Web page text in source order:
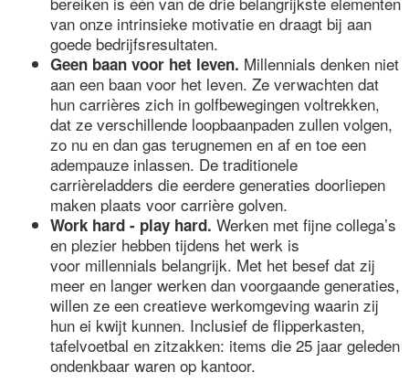
van onze intrinsieke motivatie en draagt bij aan
goede bedrijfsresultaten.
Geen baan voor het leven. Millennials denken niet
aan een baan voor het leven. Ze verwachten dat
hun carrières zich in golfbewegingen voltrekken,
dat ze verschillende loopbaanpaden zullen volgen,
zo nu en dan gas terugnemen en af en toe een
adempauze inlassen. De traditionele
carrièreladders die eerdere generaties doorliepen
maken plaats voor carrière golven.
Work hard - play hard. Werken met fijne collega’s
en plezier hebben tijdens het werk is
voor millennials belangrijk. Met het besef dat zij
meer en langer werken dan voorgaande generaties,
willen ze een creatieve werkomgeving waarin zij
hun ei kwijt kunnen. Inclusief de flipperkasten,
tafelvoetbal en zitzakken: items die 25 jaar geleden
ondenkbaar waren op kantoor.